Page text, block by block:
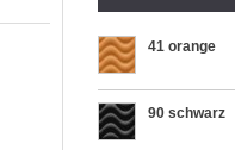
41 orange
90 schwarz